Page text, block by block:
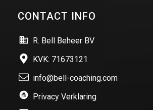
CONTACT INFO
R. Bell Beheer BV
KVK: 71673121
info@bell-coaching.com
Privacy Verklaring